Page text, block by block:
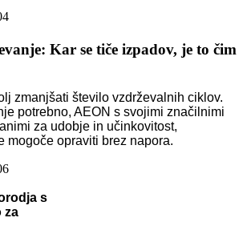
Kar se tiče izpadov, je to čim
zmanjšati število vzdrževalnih ciklov.
potrebno, AEON s svojimi značilnimi
za udobje in učinkovitost,
mogoče opraviti brez napora.
s
za